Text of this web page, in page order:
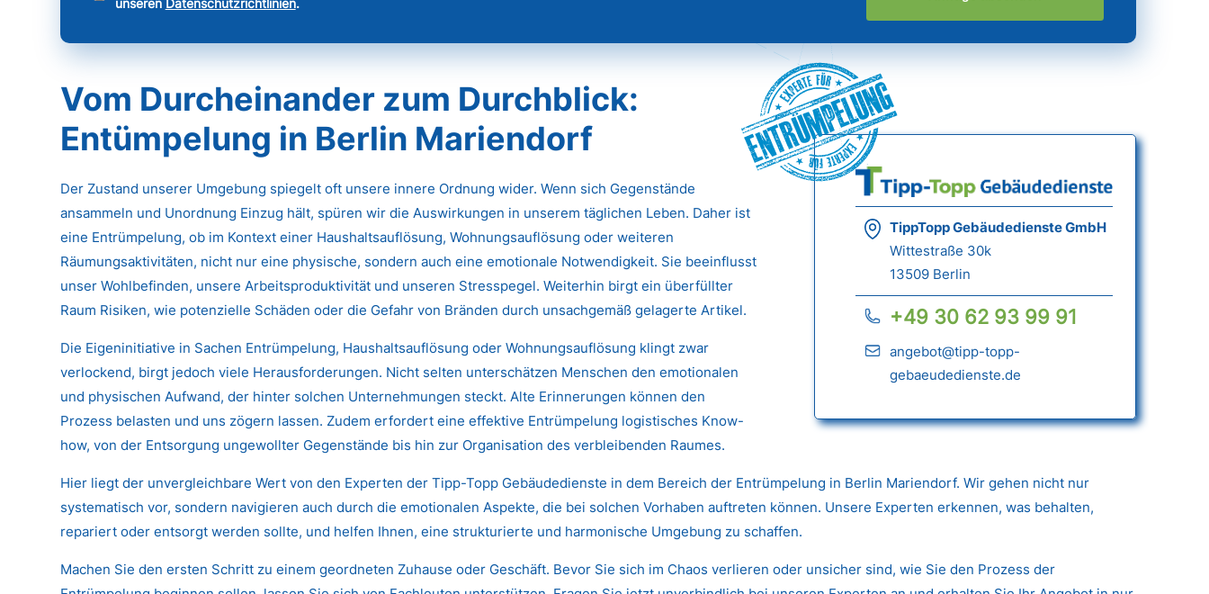
Vom Durcheinander zum Durchblick:
Entümpelung in Berlin Mariendorf
Entrümpelung
TippTopp Gebäudedienste GmbH
Wittestraße 30k
13509 Berlin
+49 30 62 93 99 91
angebot@tipp-topp-
gebaeudedienste.de
Der Zustand unserer Umgebung spiegelt oft unsere innere Ordnung wider. Wenn sich Gegenstände
ansammeln und Unordnung Einzug hält, spüren wir die Auswirkungen in unserem täglichen Leben. Daher ist
eine Entrümpelung, ob im Kontext einer Haushaltsauflösung, Wohnungsauflösung oder weiteren
Räumungsaktivitäten, nicht nur eine physische, sondern auch eine emotionale Notwendigkeit. Sie beeinflusst
unser Wohlbefinden, unsere Arbeitsproduktivität und unseren Stresspegel. Weiterhin birgt ein überfüllter
Raum Risiken, wie potenzielle Schäden oder die Gefahr von Bränden durch unsachgemäß gelagerte Artikel.
Die Eigeninitiative in Sachen Entrümpelung, Haushaltsauflösung oder Wohnungsauflösung klingt zwar
verlockend, birgt jedoch viele Herausforderungen. Nicht selten unterschätzen Menschen den emotionalen
und physischen Aufwand, der hinter solchen Unternehmungen steckt. Alte Erinnerungen können den
Prozess belasten und uns zögern lassen. Zudem erfordert eine effektive Entrümpelung logistisches Know-
how, von der Entsorgung ungewollter Gegenstände bis hin zur Organisation des verbleibenden Raumes.
Hier liegt der unvergleichbare Wert von den Experten der Tipp-Topp Gebäudedienste in dem Bereich der Entrümpelung in Berlin Mariendorf. Wir gehen nicht nur
systematisch vor, sondern navigieren auch durch die emotionalen Aspekte, die bei solchen Vorhaben auftreten können. Unsere Experten erkennen, was behalten,
repariert oder entsorgt werden sollte, und helfen Ihnen, eine strukturierte und harmonische Umgebung zu schaffen.
Machen Sie den ersten Schritt zu einem geordneten Zuhause oder Geschäft. Bevor Sie sich im Chaos verlieren oder unsicher sind, wie Sie den Prozess der